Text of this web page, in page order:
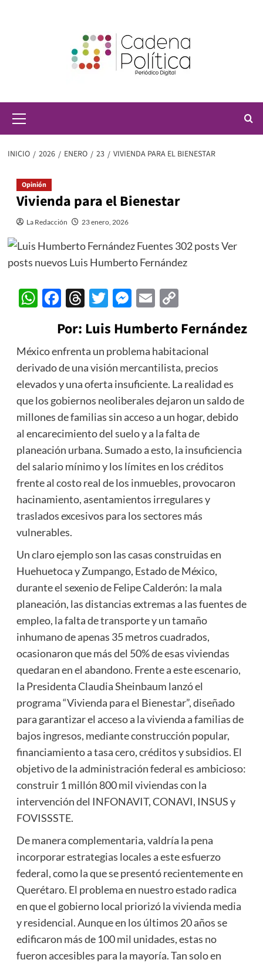
principal
INICIO 2026 ENERO 23 VIVIENDA PARA EL BIENESTAR
Opinión
Vivienda para el Bienestar
La Redacción 23 enero, 2026
WhatsApp
Facebook
Threads
Twitter
Messenger
EmailCopy
Por: Luis Humberto Fernández
México enfrenta un problema habitacional
derivado de una visión mercantilista, precios
elevados y una oferta insuficiente. La realidad es
que los gobiernos neoliberales dejaron un saldo de
millones de familias sin acceso a un hogar, debido
al encarecimiento del suelo y a la falta de
planeación urbana. Sumado a esto, la insuficiencia
del salario mínimo y los límites en los créditos
frente al costo real de los inmuebles, provocaron
hacinamiento, asentamientos irregulares y
traslados excesivos para los sectores más
vulnerables.
Un claro ejemplo son las casas construidas en
Huehuetoca y Zumpango, Estado de México,
durante el sexenio de Felipe Calderón: la mala
planeación, las distancias extremas a las fuentes de
empleo, la falta de transporte y un tamaño
inhumano de apenas 35 metros cuadrados,
ocasionaron que más del 50% de esas viviendas
quedaran en el abandono. Frente a este escenario,
la Presidenta Claudia Sheinbaum lanzó el
programa “Vivienda para el Bienestar”, diseñado
para garantizar el acceso a la vivienda a familias de
bajos ingresos, mediante construcción popular,
financiamiento a tasa cero, créditos y subsidios. El
objetivo de la administración federal es ambicioso:
construir 1 millón 800 mil viviendas con la
intervención del INFONAVIT, CONAVI, INSUS y
FOVISSSTE.
De manera complementaria, valdría la pena
incorporar estrategias locales a este esfuerzo
federal, como la que se presentó recientemente en
Querétaro. El problema en nuestro estado radica
en que el gobierno local priorizó la vivienda media
y residencial. Aunque en los últimos 20 años se
edificaron más de 100 mil unidades, estas no
fueron accesibles para la mayoría. Tan solo en